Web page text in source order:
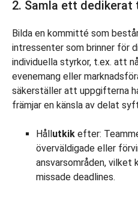
2. Samla ett dedikerat
Bilda en kommitté som
intressenter som brinner för
individuella styrkor, t.ex. att
evenemang eller
säkerställer att uppgifterna
främjar en känsla av delat
Hållutkik efter:
överväldigade eller
ansvarsområden, vilket
missade deadlines.